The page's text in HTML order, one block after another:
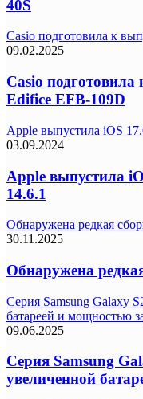
40S
Casio подготовила к
09.02.2025
Casio
Edifice EFB-109D
Apple выпустила iOS
03.09.2024
Apple выпустила
14.6.1
Обнаружена редкая
30.11.2025
Обнаружена
Серия Samsung Galaxy
батареей и мощностью
09.06.2025
Серия Samsung
увеличенной